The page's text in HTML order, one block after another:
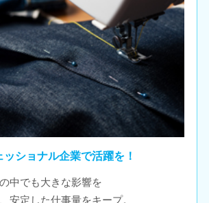
ショナル企業で活躍を！
中でも大きな影響を
安定した仕事量をキープ。